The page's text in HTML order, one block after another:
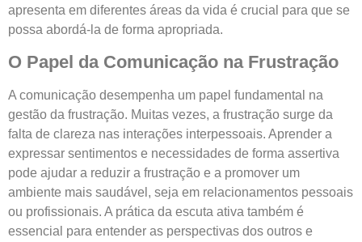
apresenta em diferentes áreas da vida é crucial para que se
possa abordá-la de forma apropriada.
O Papel da Comunicação na Frustração
A comunicação desempenha um papel fundamental na
gestão da frustração. Muitas vezes, a frustração surge da
falta de clareza nas interações interpessoais. Aprender a
expressar sentimentos e necessidades de forma assertiva
pode ajudar a reduzir a frustração e a promover um
ambiente mais saudável, seja em relacionamentos pessoais
ou profissionais. A prática da escuta ativa também é
essencial para entender as perspectivas dos outros e